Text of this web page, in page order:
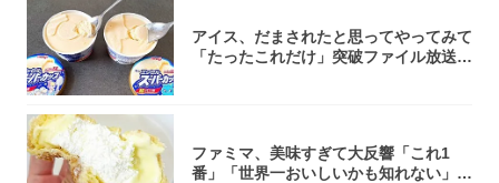
アイス、だまされたと思ってやってみて
「たったこれだけ」突破ファイル放送で
ファミマ、美味すぎて大反響「これ1
番」「世界一おいしいかも知れない」